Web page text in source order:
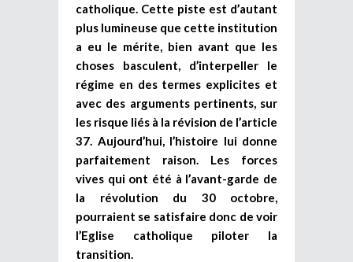
catholique. Cette piste est d’autant
plus lumineuse que cette institution
a eu le mérite, bien avant que les
choses basculent, d’interpeller le
régime en des termes explicites et
avec des arguments pertinents, sur
les risque liés à la révision de l’article
37. Aujourd’hui, l’histoire lui donne
parfaitement raison. Les forces
vives qui ont été à l’avant-garde de
la révolution du 30 octobre,
pourraient se satisfaire donc de voir
l’Eglise catholique piloter la
transition.